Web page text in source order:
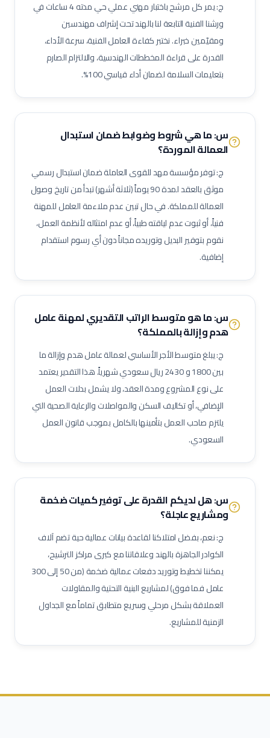
فني غلايات مياه فني تبريد
فني عزل أنابيب وقنوات
فني أنظمة تحكم وآلات دقيقة
فني أنظمة تكييف متغير التدفق (VRF)
فني وحدات مناولة هواء (AHU)
فني وحدات ملف ومروحة (FCU)
ممرض عام / ممرضة عامة
ممرض عناية مركزة
فني أشعة تلفزيونية / سونار
أخصائي صحة فم وأسنان
فني بصريات / عيون
فني قسطرة وقلب
مساعد صيدلي
موظف استقبال طبي
مساعد تمريض جناح (Ward Boy)
مرافق مستشفى / عامل رعاية
مهندس أجهزة طبية
أخصائي علاج تنفسي
أخصائي تغذية
أخصائي نفسي إكلينيكي
أخصائي ترميز طبي
ممرض مكافحة عدوى
لحام 6 جي (6G Welder)
لحام خطوط أنابيب
فني تربيط وإشهار (Rigger)
لحام ميج (MIG Welder)
مفتش اختبارات غير إتلافية (NDT)
مشرف أعمال سكلات / داربسين
مشرف أعمال عزل صناعي
مشرف أعمال دهان صناعي
فني رش رملي ودهان
مفتش طلاء وعزل
فني صيانة أثناء الإيقاف (Shutdown)
فني توربينات
فني معدات دوارة
مشغل عمليات إنتاج
مشغل غرفة تحكم
مسؤول سلامة وصحة مهنية (نفط وغاز)
مراقب حرائق وسلامة
منسق تصاريح عمل
مهندس أجهزة دقيقة
فني صمامات
فني اختبار هيدروليكي
مشغل اختبارات أحمال
فني وصول بالحبال (Rope Access)
مهندس تشغيل وتدشين
كبير مهندسين بحريين
مدير مشاريع
مهندس موقع
مسؤول سلامة وصحة مهنية
حاسب كميات
طاهي / شيف محترف
مقدم طعام / ويتر
مشرف خدمات غرف
عامل نظافة تجارية عامل تعبئة وتغليف
ج: يمر كل مرشح باختبار مهني عملي حي مدته 4 ساعات في
ورشنا الفنية التابعة لنا بالهند تحت إشراف مهندسين
ومقيّمين خبراء. نختبر كفاءة العامل الفنية، سرعة الأداء،
القدرة على قراءة المخططات الهندسية، والالتزام الصارم
بتعليمات السلامة لضمان أداء قياسي 100%.
س: ما هي شروط وضوابط ضمان استبدال
العمالة الموردة؟
ج: توفر مؤسسة مهد للقوى العاملة ضمان استبدال رسمي
موثق بالعقد لمدة 90 يوماً (ثلاثة أشهر) تبدأ من تاريخ وصول
العمالة للمملكة. في حال تبين عدم ملاءمة العامل للمهنة
فنياً، أو ثبوت عدم لياقته طبياً، أو عدم امتثاله لأنظمة العمل،
نقوم بتوفير البديل وتوريده مجاناً دون أي رسوم استقدام
إضافية.
س: ما هو متوسط الراتب التقديري لمهنةعامل
هدم وإزالةبالمملكة؟
ج: يبلغ متوسط الأجر الأساسي لعمالةعامل هدم وإزالةما
بين1800و2430ريال سعودي شهرياً. هذا التقدير يعتمد
على نوع المشروع ومدة العقد، ولا يشمل بدلات العمل
الإضافي، أو تكاليف السكن والمواصلات والرعاية الصحية التي
يلتزم صاحب العمل بتأمينها بالكامل بموجب قانون العمل
السعودي.
س: هل لديكم القدرة على توفير كميات ضخمة
ومشاريع عاجلة؟
ج: نعم، بفضل امتلاكنا لقاعدة بيانات عمالية حية تضم آلاف
الكوادر الجاهزة بالهند وعلاقاتنا مع كبرى مراكز الترشيح،
يمكننا تخطيط وتوريد دفعات عمالية ضخمة (من 50 إلى 300
عامل فما فوق) لمشاريع البنية التحتية والمقاولات
العملاقة بشكل مرحلي وسريع متطابق تماماً مع الجداول
الزمنية للمشاريع.